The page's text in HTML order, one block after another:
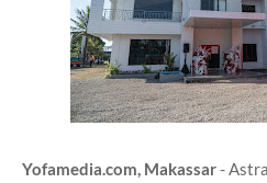
Yofamedia.com, Makassar-